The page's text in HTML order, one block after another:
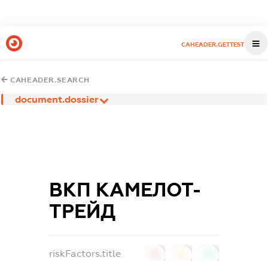
CAHEADER.GETTEST
CAHEADER.SEARCH
document.dossier
ВКП КАМЕЛОТ-
ТРЕЙД
riskFactors.title